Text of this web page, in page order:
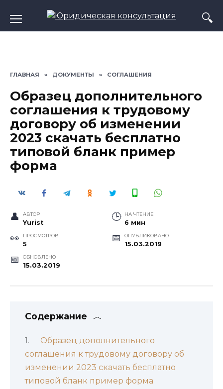
содержанию
ГЛАВНАЯ » ДОКУМЕНТЫ » СОГЛАШЕНИЯ
Образец дополнительного
соглашения к трудовому
договору об изменении
2023 скачать бесплатно
типовой бланк пример
форма
АВТОР
Yurist
НА ЧТЕНИЕ
6 мин
ПРОСМОТРОВ
5
ОПУБЛИКОВАНО
15.03.2019
ОБНОВЛЕНО
15.03.2019
Содержание
Образец дополнительного
соглашения к трудовому договору об
изменении 2023 скачать бесплатно
типовой бланк пример форма